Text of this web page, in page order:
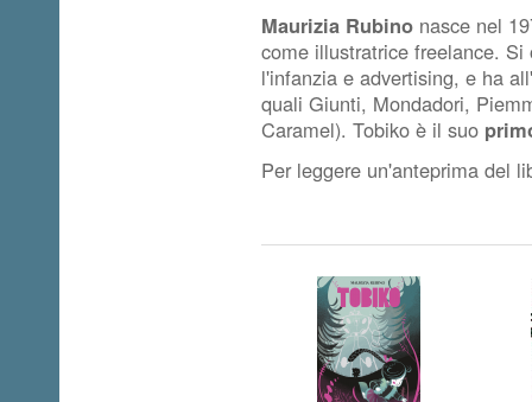
Maurizia Rubino nasce nel
come illustratrice freelance.
l'infanzia e advertising, e ha
quali Giunti, Mondadori,
Caramel). Tobiko è il suo
Per leggere un'anteprima del